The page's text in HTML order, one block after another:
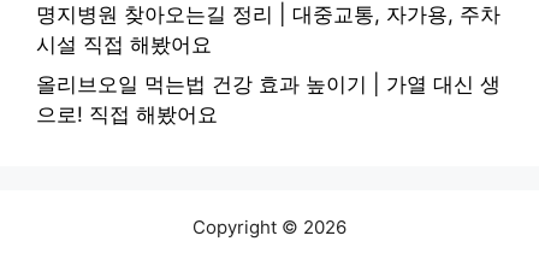
명지병원 찾아오는길 정리 | 대중교통, 자가용, 주차
시설 직접 해봤어요
올리브오일 먹는법 건강 효과 높이기 | 가열 대신 생
으로! 직접 해봤어요
Copyright © 2026